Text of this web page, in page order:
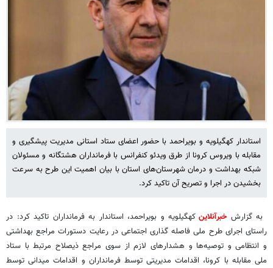
استاندار کهگیلویه و بویراحمد با حضور اعضای ستاد استانی مدیریت پیشگیری و
مقابله با ویروس کرونا از طرق ویدئو کنفرانس با فرمانداران هشتگانه و مسئولان
شبکه بهداشت و درمان شهرستان‌های استان با بیان اهمیت این طرح به سرعت
بخشیدن در اجرا و تصریح آن تاکید کرد.
به گزارشخبرآنلاینکهگیلویه و بویراحمد، استاندار به فرمانداران تاکید کرد: در
راستای اجرای طرح ملی فاصله گذاری اجتماعی در رعایت دستورات مراجع بهداشتی
و انتظامی و توصیه‌ها و هشدارهای لازم از سوی مراجع ذیصلاح مرتبط با ستاد
ملی مقابله با کرونا، اقدامات مدیریتی توسط فرمانداران و اقدامات میدانی توسط